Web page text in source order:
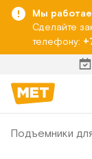
Мы
Сделайте
телефону:
Подъемники